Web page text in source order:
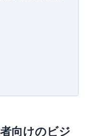
向けのビジ